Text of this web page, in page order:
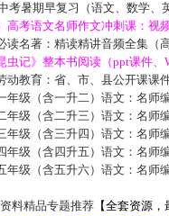
考暑期早复习（语文、数学、
高考语文名师作文冲刺课：视
读名著：精读精讲音频全集（
虫记》整本书阅读（ppt课件、
动教育：省、市、县公开课课
年级（含一升二）语文：名师
年级（含二升三）语文：名师
年级（含三升四）语文：名师
年级（含四升五）语文：名师
年级（含五升六）语文：名师
料精品专题推荐【全套资源，